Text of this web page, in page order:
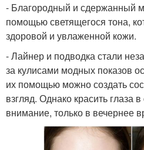
- Благородный и сдержанный
помощью светящегося тона,
здоровой и увлаженной кожи.
- Лайнер и подводка стали
за кулисами модных показов
их помощью можно создать
взгляд. Однако красить глаза
внимание, только в вечернее